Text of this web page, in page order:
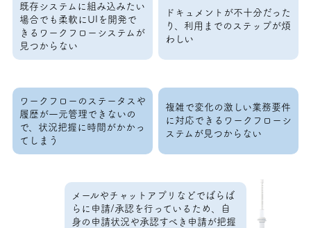
既存システムに組み込みたい
場合でも柔軟にUIを開発で
きるワークフローシステムが
見つからない
ドキュメントが不十分だった
り、利用までのステップが煩
わしい
ワークフローのステータスや
履歴が一元管理できないの
で、状況把握に時間がかかっ
てしまう
複雑で変化の激しい業務要件
に対応できるワークフローシ
ステムが見つからない
メールやチャットアプリなどでばらば
らに申請/承認を行っているため、自
身の申請状況や承認すべき申請が把握